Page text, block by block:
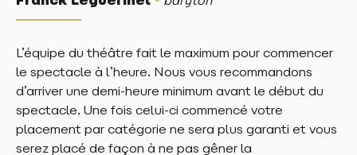
L’équipe du théâtre fait le maximum pour commencer
le spectacle à l’heure. Nous vous recommandons
d’arriver une demi-heure minimum avant le début du
spectacle. Une fois celui-ci commencé votre
placement par catégorie ne sera plus garanti et vous
serez placé de façon à ne pas gêner la